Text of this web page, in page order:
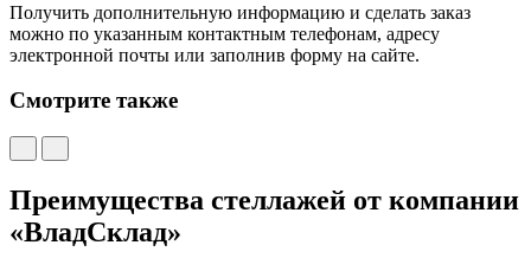
Получить дополнительную информацию и сделать заказ
можно по указанным контактным телефонам, адресу
электронной почты или заполнив форму на сайте.
Смотрите также
Преимущества стеллажей от компании
«ВладСклад»